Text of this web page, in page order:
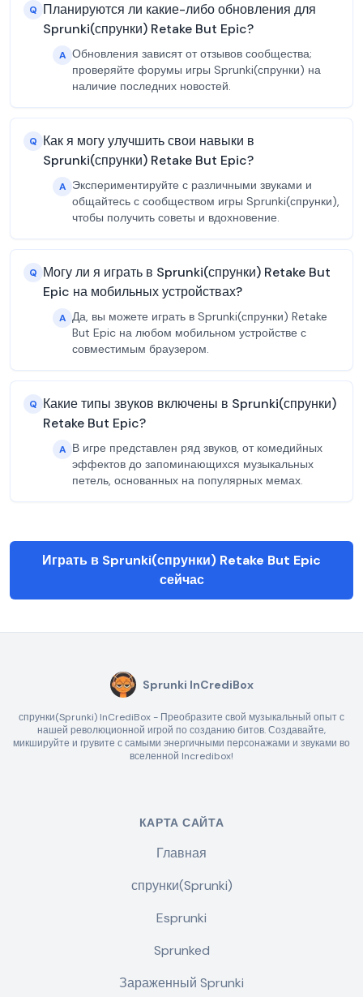
Q Планируются ли какие-либо обновления для
Sprunki(спрунки) Retake But Epic?
A Обновления зависят от отзывов сообщества;
проверяйте форумы игры Sprunki(спрунки) на
наличие последних новостей.
Q Как я могу улучшить свои навыки в
Sprunki(спрунки) Retake But Epic?
A Экспериментируйте с различными звуками и
общайтесь с сообществом игры Sprunki(спрунки),
чтобы получить советы и вдохновение.
Q Могу ли я играть в Sprunki(спрунки) Retake But
Epic на мобильных устройствах?
A Да, вы можете играть в Sprunki(спрунки) Retake
But Epic на любом мобильном устройстве с
совместимым браузером.
Q Какие типы звуков включены в Sprunki(спрунки)
Retake But Epic?
A В игре представлен ряд звуков, от комедийных
эффектов до запоминающихся музыкальных
петель, основанных на популярных мемах.
Играть в Sprunki(спрунки) Retake But Epic
сейчас
Sprunki InCrediBox
спрунки(Sprunki) InCrediBox - Преобразите свой музыкальный опыт с
нашей революционной игрой по созданию битов. Создавайте,
микшируйте и грувите с самыми энергичными персонажами и звуками во
вселенной Incredibox!
КАРТА САЙТА
Главная
спрунки(Sprunki)
Esprunki
Sprunked
Зараженный Sprunki